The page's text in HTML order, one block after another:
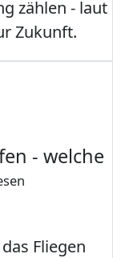
zählen - laut
Zukunft.
- welche
Fliegen